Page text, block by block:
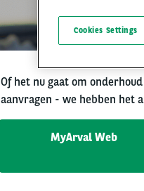
Of het nu gaat om
aanvragen - we hebben het
MyArval Web
Cookies Settings